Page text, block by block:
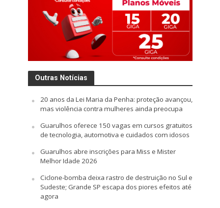
Outras Notícias
20 anos da Lei Maria da Penha: proteção avançou,
mas violência contra mulheres ainda preocupa
Guarulhos oferece 150 vagas em cursos gratuitos
de tecnologia, automotiva e cuidados com idosos
Guarulhos abre inscrições para Miss e Mister
Melhor Idade 2026
Ciclone-bomba deixa rastro de destruição no Sul e
Sudeste; Grande SP escapa dos piores efeitos até
agora